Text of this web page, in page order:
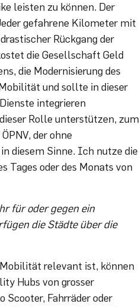
leisten zu können. Der
gefahrene Kilometer mit
Rückgang der
die Gesellschaft Geld
die Modernisierung des
und sollte in dieser
integrieren
Rolle unterstützen, zum
der ohne
diesem Sinne. Ich nutze die
Tages oder des Monats von
für oder gegen ein
die Städte über die
relevant ist, können
Hubs von grosser
Scooter, Fahrräder oder